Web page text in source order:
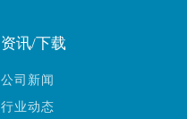
资讯/下载
公司新闻
行业动态